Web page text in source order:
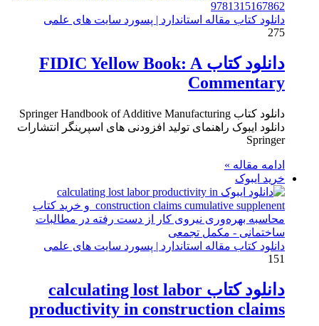
دانلود کتاب مقاله استاندارد | پسورد سایت های علمی
275
دانلود کتاب FIDIC Yellow Book: A
Commentary
دانلود کتاب Springer Handbook of Additive Manufacturing
دانلود ایبوک راهنمای تولید افزودنی های اسپرینگر انتشارات
Springer
ادامه مقاله »
خرید ایبوک
دانلود کتاب مقاله استاندارد | پسورد سایت های علمی
151
دانلود کتاب calculating lost labor
productivity in construction claims